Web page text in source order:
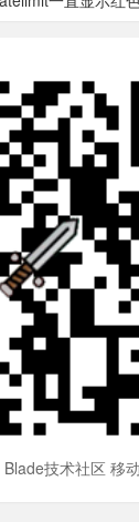
技术社区 移